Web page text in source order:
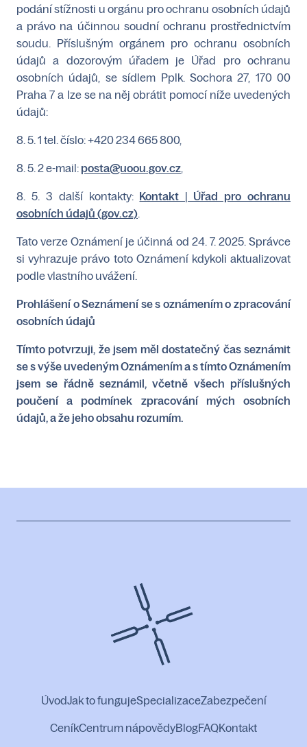
podání stížnosti u orgánu pro ochranu osobních údajů
a právo na účinnou soudní ochranu prostřednictvím
soudu. Příslušným orgánem pro ochranu osobních
údajů a dozorovým úřadem je Úřad pro ochranu
osobních údajů, se sídlem Pplk. Sochora 27, 170 00
Praha 7 a lze se na něj obrátit pomocí níže uvedených
údajů:
8. 5. 1 tel. číslo: +420 234 665 800,
8. 5. 2 e-mail: posta@uoou.gov.cz,
8. 5. 3 další kontakty: Kontakt | Úřad pro ochranu
osobních údajů (gov.cz).
Tato verze Oznámení je účinná od 24. 7. 2025. Správce
si vyhrazuje právo toto Oznámení kdykoli aktualizovat
podle vlastního uvážení.
Prohlášení o Seznámení se s oznámením o zpracování
osobních údajů
Tímto potvrzuji, že jsem měl dostatečný čas seznámit
se s výše uvedeným Oznámením a s tímto Oznámením
jsem se řádně seznámil, včetně všech příslušných
poučení a podmínek zpracování mých osobních
údajů, a že jeho obsahu rozumím.
ÚvodJak to fungujeSpecializaceZabezpečení
CeníkCentrum nápovědyBlogFAQKontakt